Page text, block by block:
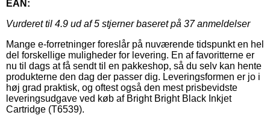
EAN:
Vurderet til 4.9 ud af 5 stjerner baseret på 37anmeldelser
Mange e-forretninger foreslår på nuværende tidspunkt en hel
del forskellige muligheder for levering. En af favoritterne er
nu til dags at få sendt til en pakkeshop, så du selv kan hente
produkterne den dag der passer dig. Leveringsformen er jo i
høj grad praktisk, og oftest også den mest prisbevidste
leveringsudgave ved køb af Bright Bright Black Inkjet
Cartridge (T6539).